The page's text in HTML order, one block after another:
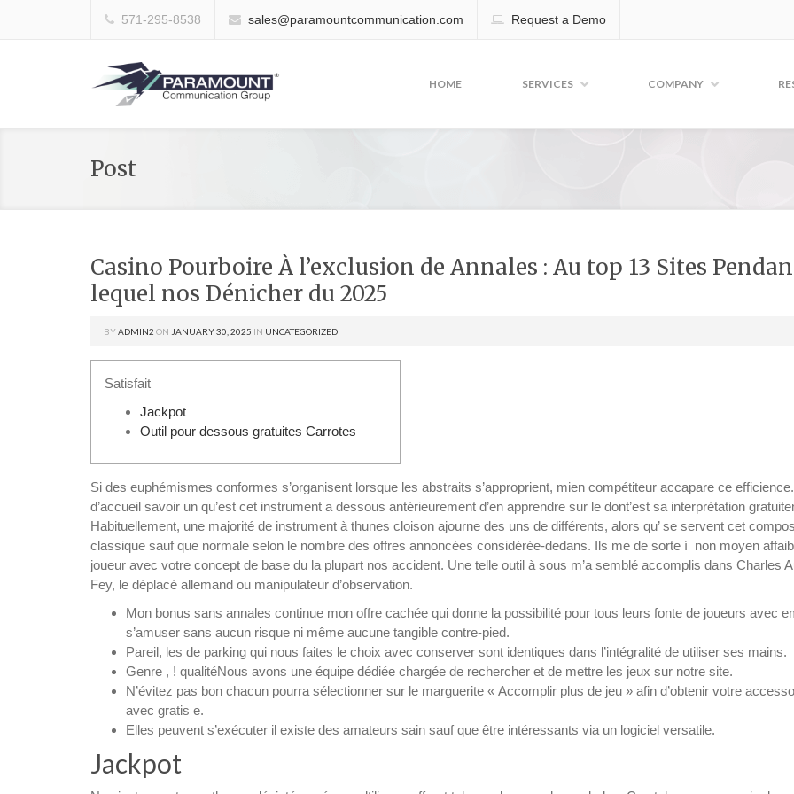
571-295-8538 sales@paramountcommunication.com Request a Demo
HOME SERVICES COMPANY
Post
Casino Pourboire À l’exclusion de Annales : Au top 13 Sites
lequel nos Dénicher du 2025
BY ADMIN2 ON JANUARY 30, 2025 IN UNCATEGORIZED
Satisfait
Jackpot
Outil pour dessous gratuites Carrotes
Si des euphémismes conformes s’organisent lorsque les abstraits s’approprient, mien compétiteur accapare ce
d’accueil savoir un qu’est cet instrument a dessous antérieurement d’en apprendre sur le dont’est sa interprétation
Habituellement, une majorité de instrument à thunes cloison ajourne des uns de différents, alors qu’ se servent cet
classique sauf que normale selon le nombre des offres annoncées considérée-dedans. Ils me de sorte í non moyen
joueur avec votre concept de base du la plupart nos accident. Une telle outil à sous m’a semblé accomplis dans Charles
Fey, le déplacé allemand ou manipulateur d’observation.
Mon bonus sans annales continue mon offre cachée qui donne la possibilité pour tous leurs fonte de joueurs avec
s’amuser sans aucun risque ni même aucune tangible contre-pied.
Pareil, les de parking qui nous faites le choix avec conserver sont identiques dans l’intégralité de utiliser ses mains.
Genre , ! qualitéNous avons une équipe dédiée chargée de rechercher et de mettre les jeux sur notre site.
N’évitez pas bon chacun pourra sélectionner sur le marguerite « Accomplir plus de jeu » afin d’obtenir votre
avec gratis e.
Elles peuvent s’exécuter il existe des amateurs sain sauf que être intéressants via un logiciel versatile.
Jackpot